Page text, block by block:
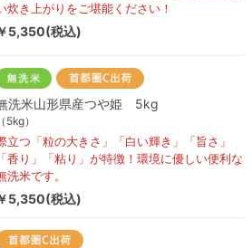
炊き上がりをご堪能ください！
5,350(税込)
洗米山形県産つや姫 5kg
（5kg）
立つ「粒の大きさ」「白い輝き」「旨さ」
「香り」「粘り」が特徴！環境に優しい便利な
洗米です。
5,350(税込)